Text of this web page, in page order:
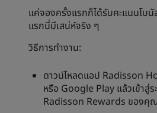
แค่จองครั้งแรกก็ได้รับคะแนนโบ
แรกนี่มีเสน่ห์จริง ๆ
วิธีการทำงาน:
ดาวน์โหลดแอป Radisson
หรือ Google Play แล้วเข้าสู่
Radisson Rewards ของคุณ